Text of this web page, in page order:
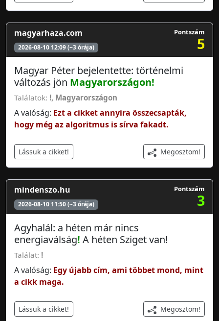
magyarhaza.com
2026-08-10 12:09 (~3 órája)
Pontszám
5
Magyar Péter bejelentette: történelmi
változás jön Magyarországon!
Találatok: !, Magyarországon
A valóság: Ezt a cikket annyira összecsapták,
hogy még az algoritmus is sírva fakadt.
Lássuk a cikket! Megosztom!
mindenszo.hu
2026-08-10 11:50 (~3 órája)
Pontszám
3
Agyhalál: a héten már nincs
energiaválság! A héten Sziget van!
Találat: !
A valóság: Egy újabb cím, ami többet mond, mint
a cikk maga.
Lássuk a cikket! Megosztom!